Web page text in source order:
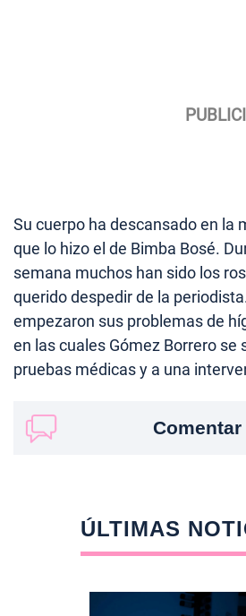
Su cuerpo ha descansado en la
que lo hizo el de Bimba Bosé.
semana muchos han sido los
querido despedir de la
empezaron sus problemas de
en las cuales Gómez Borrero se
pruebas médicas y a una
Comentar
ÚLTIMAS